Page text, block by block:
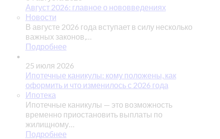
Август 2026: главное о нововведениях
Новости
В августе 2026 года вступает в силу несколько
важных законов,…
Подробнее
25 июля 2026
Ипотечные каникулы: кому положены, как
оформить и что изменилось с 2026 года
Ипотека
Ипотечные каникулы — это возможность
временно приостановить выплаты по
жилищному…
Подробнее